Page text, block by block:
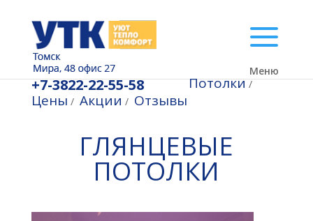
+7-3822-22-55-58 Потолки /
Цены / Акции / Отзывы
Меню
ГЛЯНЦЕВЫЕ
ПОТОЛКИ